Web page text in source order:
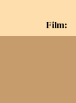
Film: